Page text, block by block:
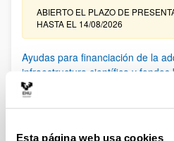
Esta página web usa cookies
ABIERTO EL PLAZO DE
HASTA EL 14/08/2026
Ayudas para financiación de la
infraestructura científica y fondos
UPV/EHU 2026
solicitudes admitidas y excluidas.